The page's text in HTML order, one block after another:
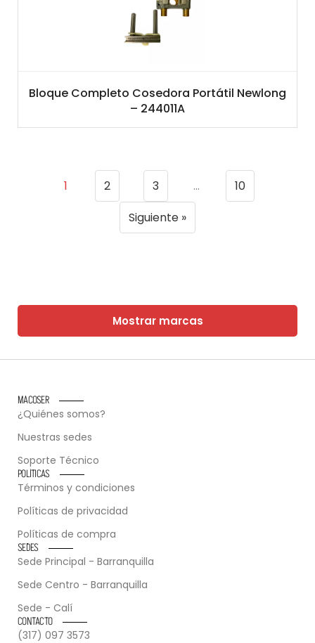
Mostrar marcas
Bloque Completo Cosedora Portátil Newlong
– 244011A
1 2 3 …
10
Siguiente »
MACOSER
¿Quiénes somos?
Nuestras sedes
Soporte Técnico
POLÍTICAS
Términos y condiciones
Políticas de privacidad
Políticas de compra
SEDES
Sede Principal - Barranquilla
Sede Centro - Barranquilla
Sede - Calí
CONTACTO
(317) 097 3573